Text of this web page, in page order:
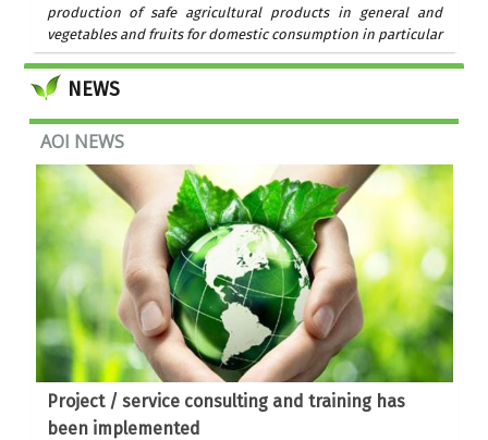
production of safe agricultural products in general and
vegetables and fruits for domestic consumption in particular
and export, the Ministry of Agriculture and Rural
Development issued VietGAP Standard
NEWS
AOI NEWS
Project / service consulting and training has
been implemented